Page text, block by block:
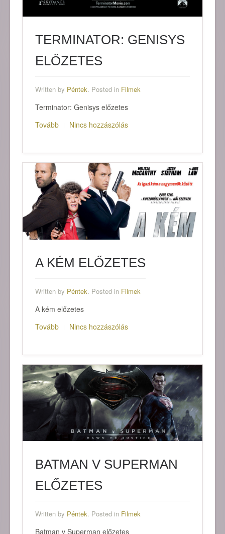
TERMINATOR: GENISYS
ELŐZETES
Written by Péntek. Posted in Filmek
Terminator: Genisys előzetes
Tovább
Nincs hozzászólás
A KÉM ELŐZETES
Written by Péntek. Posted in Filmek
A kém előzetes
Tovább
Nincs hozzászólás
BATMAN V SUPERMAN
ELŐZETES
Written by Péntek. Posted in Filmek
Batman v Superman előzetes